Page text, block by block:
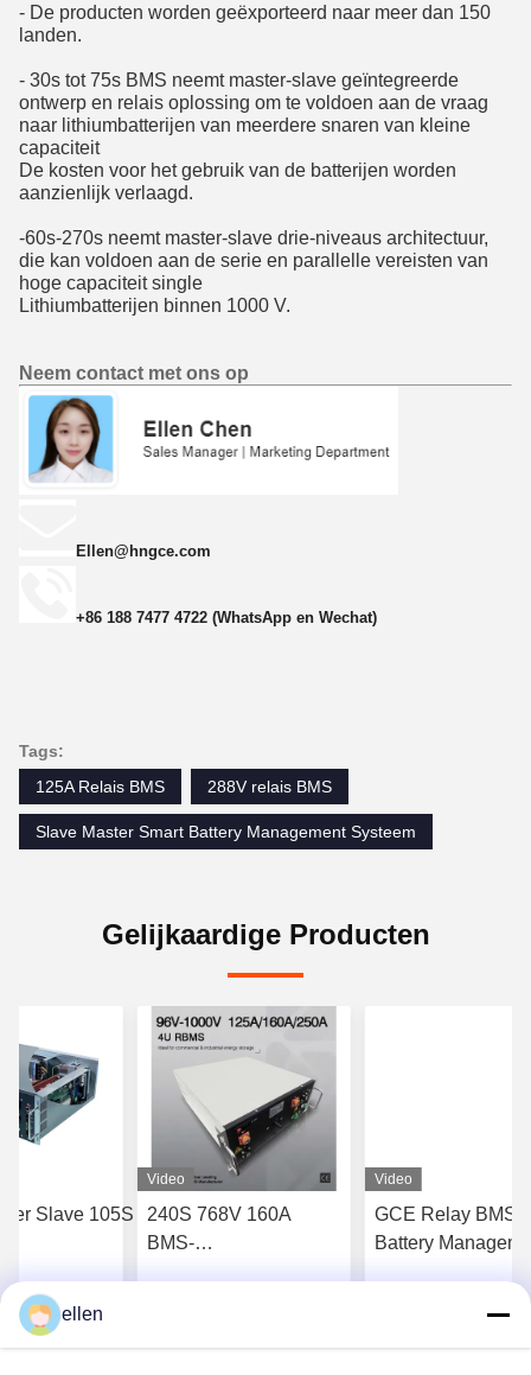
- De producten worden geëxporteerd naar meer dan 150
landen.
- 30s tot 75s BMS neemt master-slave geïntegreerde
ontwerp en relais oplossing om te voldoen aan de vraag
naar lithiumbatterijen van meerdere snaren van kleine
capaciteit
De kosten voor het gebruik van de batterijen worden
aanzienlijk verlaagd.
-60s-270s neemt master-slave drie-niveaus architectuur,
die kan voldoen aan de serie en parallelle vereisten van
hoge capaciteit single
Lithiumbatterijen binnen 1000 V.
Neem contact met ons op
Ellen@hngce.com
+86 188 7477 4722 (WhatsApp en Wechat)
Tags:
125A Relais BMS
288V relais BMS
Slave Master Smart Battery Management Systeem
Gelijkaardige Producten
Slave 105S
Beste Prijs
Video
240S 768V 160A
BMS-
Video
GCE Relay BMS
Battery
250A Voor UPS
ellen